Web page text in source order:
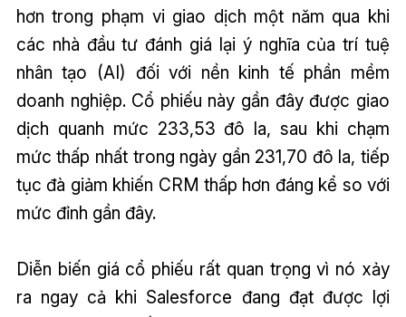
hơn trong phạm vi giao dịch một năm qua khi
các nhà đầu tư đánh giá lại ý nghĩa của trí tuệ
nhân tạo (AI) đối với nền kinh tế phần mềm
doanh nghiệp. Cổ phiếu này gần đây được giao
dịch quanh mức 233,53 đô la, sau khi chạm
mức thấp nhất trong ngày gần 231,70 đô la, tiếp
tục đà giảm khiến CRM thấp hơn đáng kể so với
mức đỉnh gần đây.
Diễn biến giá cổ phiếu rất quan trọng vì nó xảy
ra ngay cả khi Salesforce đang đạt được lợi